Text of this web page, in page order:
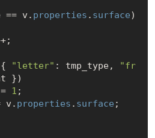
== v. properties . surface)
"letter" : tmp_type,
"fr
})
=
1 ;
= v.
properties . surface ;